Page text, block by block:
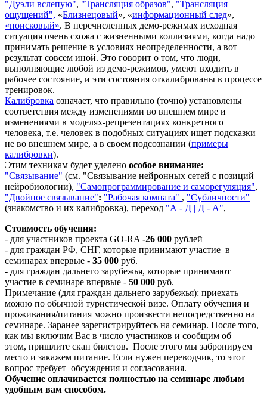
"Дуэли вслепую", "Трансляция образов", "Трансляция
ощущений", «Близнецовый», «информационный след»,
«поисковый». В перечисленных демо-режимах исходная
ситуация очень схожа с жизненными коллизиями, когда надо
принимать решение в условиях неопределенности, а вот
результат совсем иной. Это говорит о том, что люди,
выполняющие любой из демо-режимов, умеют входить в
рабочее состояние, и эти состояния откалиброваны в процессе
тренировок.
Калибровка означает, что правильно (точно) установлены
соответствия между изменениями во внешнем мире и
изменениями в моделях-репрезентациях конкретного
человека, т.е. человек в подобных ситуациях ищет подсказки
не во внешнем мире, а в своем подсознании (примеры
калибровки).
Этим техникам будет уделено особое внимание:
"Связывание" (см. "Связывание нейронных сетей с позиций
нейробиологии), "Самопрограммирование и саморегуляция",
"Двойное связывание": "Рабочая комната" , "Субличности"
(знакомство и их калибровка), переход "А - Д | Д - А",
Стоимость обучения:
- для участников проекта GO-RA -26 000 рублей
- для граждан РФ, СНГ, которые принимают участие в
семинарах впервые - 35 000 руб.
- для граждан дальнего зарубежья, которые принимают
участие в семинаре впервые - 50 000 руб.
Примечание (для граждан дальнего зарубежья): приехать
можно по обычной туристической визе. Оплату обучения и
проживания/питания можно произвести непосредственно на
семинаре. Заранее зарегистрируйтесь на семинар. После того,
как мы включим Вас в число участников и сообщим об
этом, пришлите скан билетов. После этого мы забронируем
место и закажем питание. Если нужен переводчик, то этот
вопрос требует обсуждения и согласования.
Обучение оплачивается полностью на семинаре любым
удобным вам способом.